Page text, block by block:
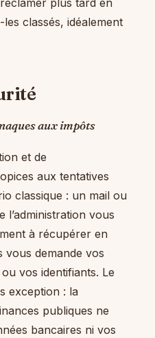
réclamer plus tard en
classés, idéalement
aux impôts
et de
aux tentatives
classique : un mail ou
l’administration vous
à récupérer en
vous demande vos
vos identifiants. Le
exception : la
publiques ne
bancaires ni vos